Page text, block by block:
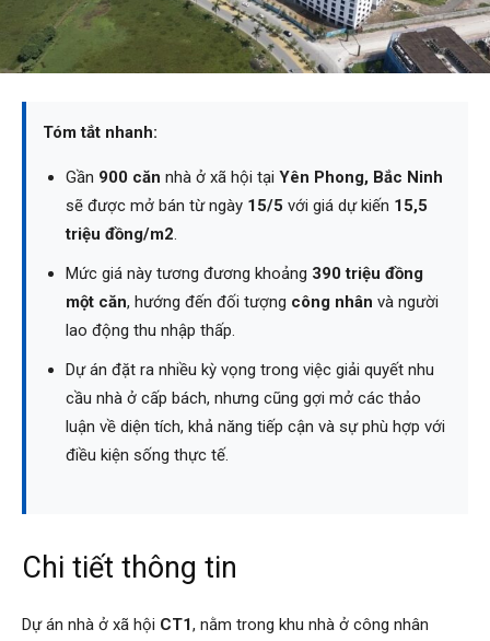
Tóm tắt nhanh:
Gần 900 căn nhà ở xã hội tại Yên Phong, Bắc Ninh
sẽ được mở bán từ ngày 15/5 với giá dự kiến 15,5
triệu đồng/m2.
Mức giá này tương đương khoảng 390 triệu đồng
một căn, hướng đến đối tượng công nhân và người
lao động thu nhập thấp.
Dự án đặt ra nhiều kỳ vọng trong việc giải quyết nhu
cầu nhà ở cấp bách, nhưng cũng gợi mở các thảo
luận về diện tích, khả năng tiếp cận và sự phù hợp với
điều kiện sống thực tế.
Chi tiết thông tin
Dự án nhà ở xã hội CT1, nằm trong khu nhà ở công nhân